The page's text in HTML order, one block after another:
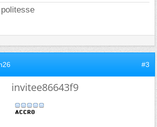
#3
invitee86643f9